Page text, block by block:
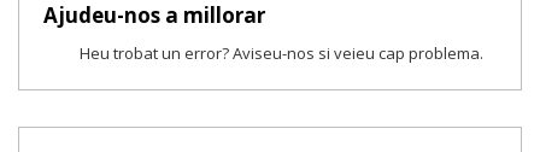
Ajudeu-nos a millorar
Heu trobat un error? Aviseu-nos si veieu cap problema.